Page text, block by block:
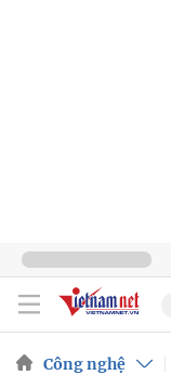
Công nghệ